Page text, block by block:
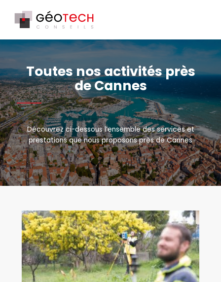
Toutes nos activités près
de Cannes
Découvrez ci-dessous l’ensemble des services et
prestations que nous proposons près de Cannes